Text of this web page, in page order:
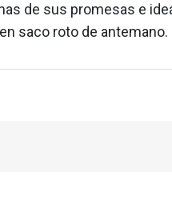
de sus promesas e
saco roto de antemano.